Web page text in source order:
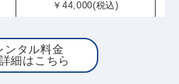
￥44,000(税込)
ンタル料金
細はこちら